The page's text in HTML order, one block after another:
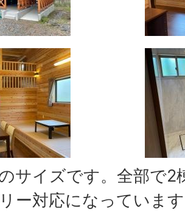
サイズです。全部で2
ー対応になっていま